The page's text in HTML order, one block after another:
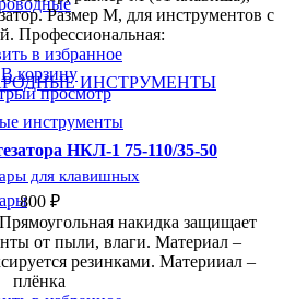
ИНСТРУМЕНТЫ
инструменты
Размер M, для инструментов с
Профессиональная:
в избранное
В корзину
просмотр
НКЛ-1 75-110/35-50
для клавишных
800 ₽
накидка защищает
от пыли, влаги. Материал –
резинками. Материиал –
плёнка